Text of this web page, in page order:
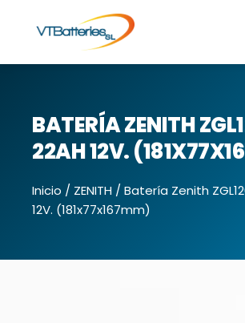
BATERÍA ZENITH
22AH 12V.
Inicio / ZENITH / Batería Zenith
12V. (181x77x167mm)